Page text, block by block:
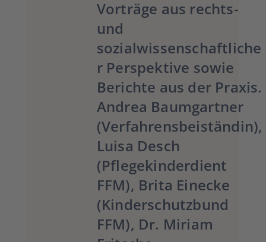
Vorträge aus rechts-
und
sozialwissenschaftliche
r Perspektive sowie
Berichte aus der Praxis.
Andrea Baumgartner
(Verfahrensbeiständin),
Luisa Desch
(Pflegekinderdient
FFM), Brita Einecke
(Kinderschutzbund
FFM), Dr. Miriam